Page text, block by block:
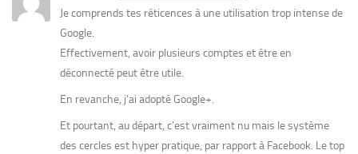
Je comprends tes réticences à une utilisation trop intense de
Google.
Effectivement, avoir plusieurs comptes et être en
déconnecté peut être utile.
En revanche, j’ai adopté Google+.
Et pourtant, au départ, c’est vraiment nu mais le système
des cercles est hyper pratique, par rapport à Facebook. Le top